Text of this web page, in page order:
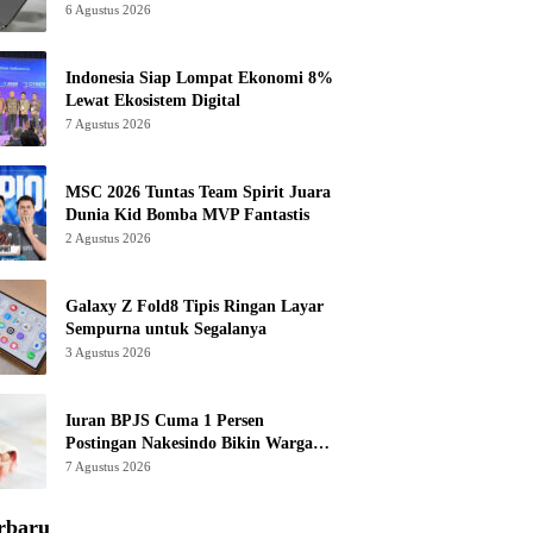
6 Agustus 2026
Indonesia Siap Lompat Ekonomi 8%
Lewat Ekosistem Digital
7 Agustus 2026
MSC 2026 Tuntas Team Spirit Juara
Dunia Kid Bomba MVP Fantastis
2 Agustus 2026
Galaxy Z Fold8 Tipis Ringan Layar
Sempurna untuk Segalanya
3 Agustus 2026
Iuran BPJS Cuma 1 Persen
Postingan Nakesindo Bikin Warganet
Murka
7 Agustus 2026